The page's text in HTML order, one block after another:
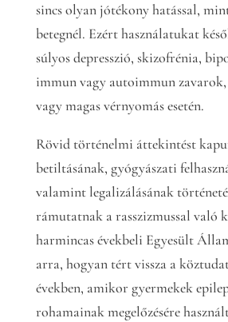
sincs olyan jótékony hatással,
betegnél. Ezért használatukat
súlyos depresszió, skizofrénia,
immun vagy autoimmun zavarok,
vagy magas vérnyomás esetén.
Rövid történelmi áttekintést
betiltásának, gyógyászati
valamint legalizálásának
rámutatnak a rasszizmussal való
harmincas évekbeli Egyesült
arra, hogyan tért vissza a
években, amikor gyermekek
rohamainak megelőzésére